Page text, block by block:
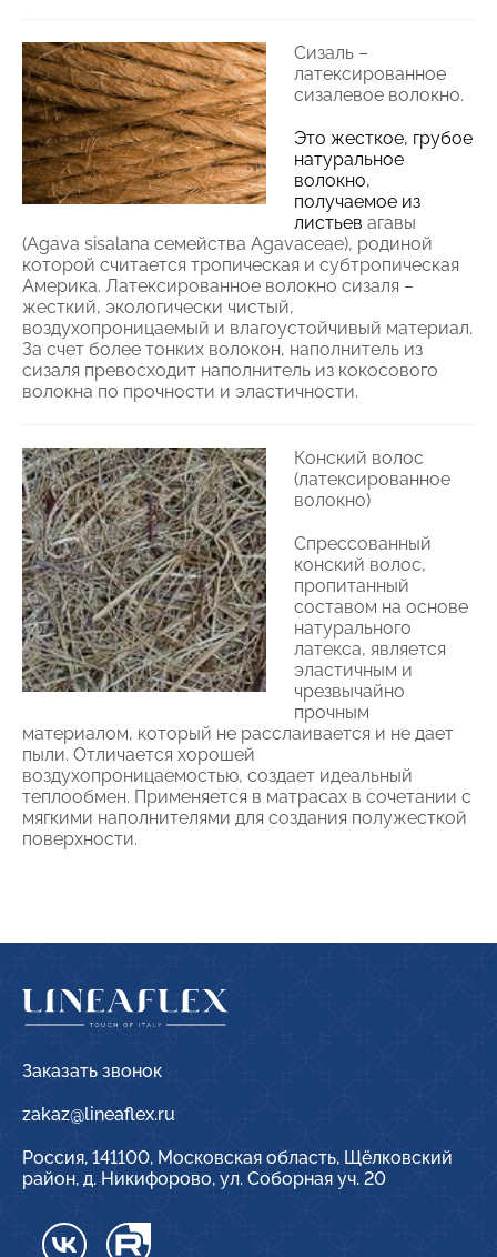
Сизаль –
латексированное
сизалевое волокно.
Это жесткое, грубое
натуральное
волокно,
получаемое из
листьев агавы
(Agava sisalana семейства Agavaceae), родиной
которой считается тропическая и субтропическая
Америка. Латексированное волокно сизаля –
жесткий, экологически чистый,
воздухопроницаемый и влагоустойчивый материал.
За счет более тонких волокон, наполнитель из
сизаля превосходит наполнитель из кокосового
волокна по прочности и эластичности.
Конский волос
(латексированное
волокно)
Спрессованный
конский волос,
пропитанный
составом на основе
натурального
латекса, является
эластичным и
чрезвычайно
прочным
материалом, который не расслаивается и не дает
пыли. Отличается хорошей
воздухопроницаемостью, создает идеальный
теплообмен. Применяется в матрасах в сочетании с
мягкими наполнителями для создания полужесткой
поверхности.
Заказать звонок
zakaz@lineaflex.ru
Россия, 141100, Московская область, Щёлковский
район, д. Никифорово, ул. Соборная уч. 20